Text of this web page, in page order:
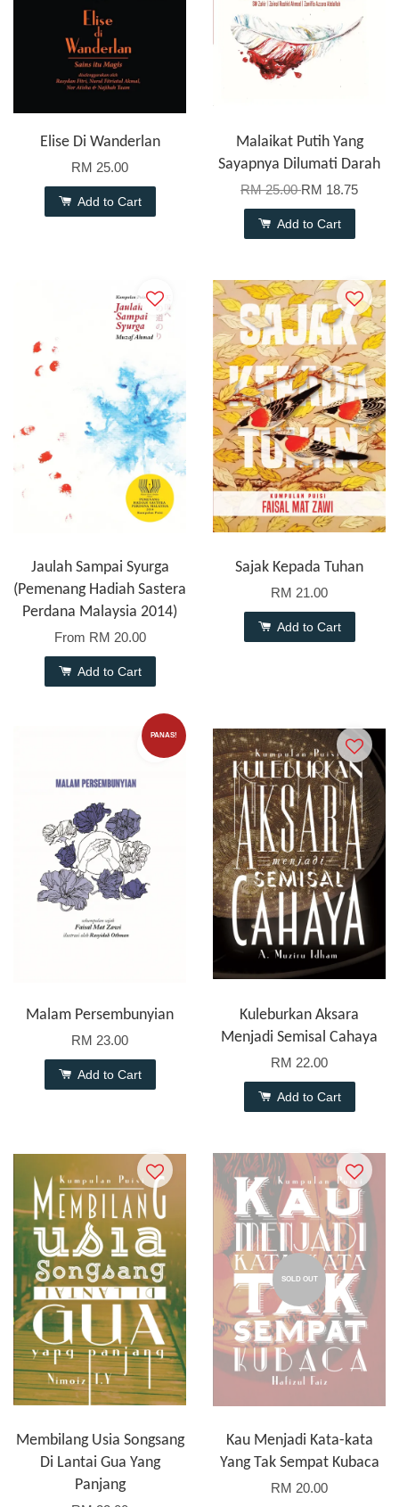
Elise Di Wanderlan
RM 25.00
Add to Cart
Malaikat Putih Yang
Sayapnya Dilumati Darah
RM 25.00RM 18.75
Add to Cart
Jaulah Sampai Syurga
(Pemenang Hadiah Sastera
Perdana Malaysia 2014)
From RM 20.00
Add to Cart
Sajak Kepada Tuhan
RM 21.00
Add to Cart
PANAS!
Malam Persembunyian
RM 23.00
Add to Cart
Kuleburkan Aksara
Menjadi Semisal Cahaya
RM 22.00
Add to Cart
Membilang Usia Songsang
Di Lantai Gua Yang
Panjang
SOLD OUT
Kau Menjadi Kata-kata
Yang Tak Sempat Kubaca
RM 20.00